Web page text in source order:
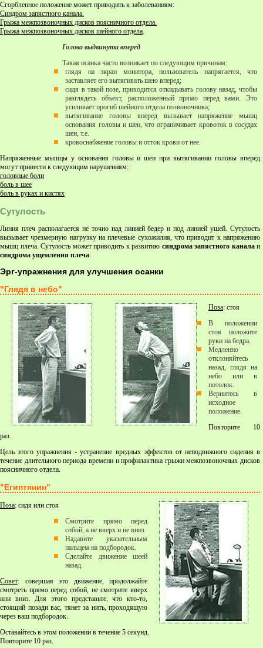
Сгорбленное положение может приводить к заболеваниям:
Синдром запястного канала.
Грыжа межпозвоночных дисков поясничного отдела.
Грыжа межпозвоночных дисков шейного отдела.
Голова выдвинута вперед
Такая осанка часто возникает по следующим причинам:
глядя на экран монитора, пользователь напрягается, что
заставляет его вытягивать шею вперед;
сидя в такой позе, приходится откидывать голову назад, чтобы
разглядеть объект, расположенный прямо перед вами. Это
усиливает прогиб шейного отдела позвоночника;
вытягивание головы вперед вызывает напряжение мышц
основания головы и шеи, что ограничивает кровоток в сосудах
шеи, т.е.
кровоснабжение головы и отток крови от нее.
Напряженные мышцы у основания головы и шеи при вытягивании головы вперед
могут привести к следующим нарушениям:
головные боли
боль в шее
боль в руках и кистях
Сутулость
Линия плеч располагается не точно над линией бедер и под линией ушей. Сутулость
вызывает чрезмерную нагрузку на плечевые сухожилия, что приводит к напряжению
мышц плеча. Сутулость может приводить к развитию синдрома запястного каналаи
синдрома ущемления плеча.
Эрг-упражнения для улучшения осанки
"Глядя в небо"
Поза: стоя
В положении
стоя положите
руки на бедра.
Медленно
отклоняйтесь
назад, глядя на
небо или в
потолок.
Вернитесь в
исходное
положение.
Повторите 10
раз.
Цель этого упражнения - устранение вредных эффектов от неподвижного сидения в
течение длительного периода времени и профилактика грыжи межпозвоночных дисков
поясничного отдела.
"Египтянин"
Поза: сидя или стоя
Смотрите прямо перед
собой, а не вверх и не вниз.
Надавите указательным
пальцем на подбородок.
Сделайте движение шеей
назад.
Совет: совершая это движение, продолжайте
смотреть прямо перед собой, не смотрите вверх
или вниз. Для этого представьте, что кто-то,
стоящий позади вас, тянет за нить, проходящую
через ваш подбородок.
Оставайтесь в этом положении в течение 5 секунд.
Повторите 10 раз.